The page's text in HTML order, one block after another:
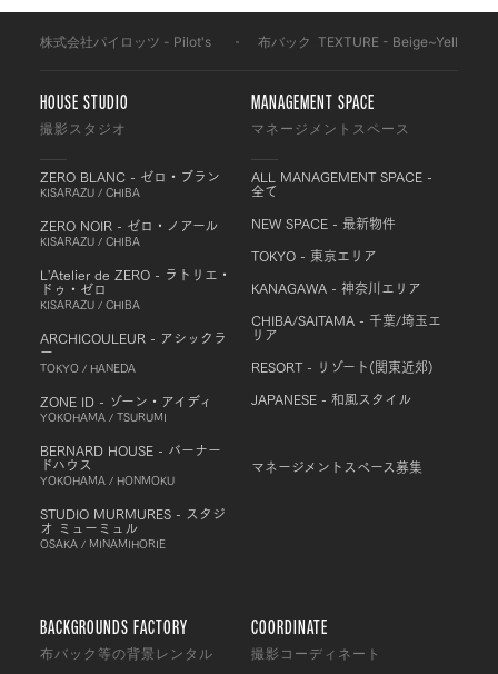
株式会社パイロッツ - Pilot's 布バック TEXTURE - Beige~Yellow
HOUSE STUDIO
撮影スタジオ
ZERO BLANC - ゼロ・ブラン
KISARAZU / CHIBA
ZERO NOIR - ゼロ・ノアール
KISARAZU / CHIBA
L'Atelier de ZERO - ラトリエ・
ドゥ・ゼロ
KISARAZU / CHIBA
ARCHICOULEUR - アシックラ
ー
TOKYO / HANEDA
ZONE ID - ゾーン・アイディ
YOKOHAMA / TSURUMI
BERNARD HOUSE - バーナー
ドハウス
YOKOHAMA / HONMOKU
STUDIO MURMURES - スタジ
オ ミューミュル
OSAKA / MINAMIHORIE
MANAGEMENT SPACE
マネージメントスペース
ALL MANAGEMENT SPACE -
全て
NEW SPACE - 最新物件
TOKYO - 東京エリア
KANAGAWA - 神奈川エリア
CHIBA/SAITAMA - 千葉/埼玉エ
リア
RESORT - リゾート(関東近郊)
JAPANESE - 和風スタイル
マネージメントスペース募集
BACKGROUNDS FACTORY
布バック等の背景レンタル
COORDINATE
撮影コーディネート